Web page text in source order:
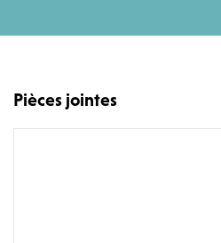
Pièces jointes